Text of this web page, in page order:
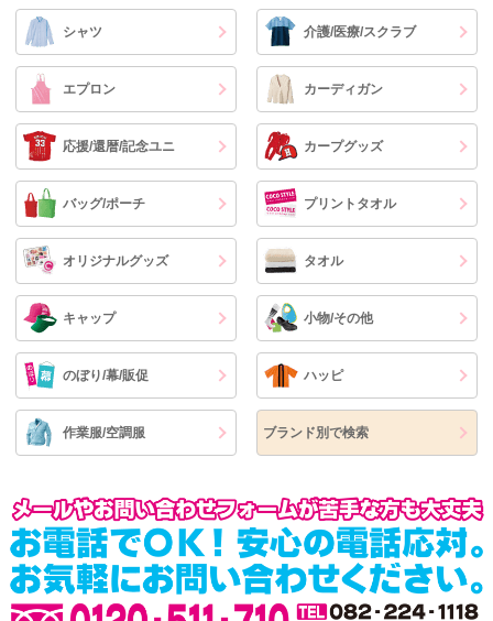
シャツ 介護/医療/スクラブ
エプロン カーディガン
応援/還暦/記念ユニ カープグッズ
バッグ/ポーチ プリントタオル
オリジナルグッズ タオル
キャップ 小物/その他
のぼり/幕/販促 ハッピ
作業服/空調服 ブランド別で検索